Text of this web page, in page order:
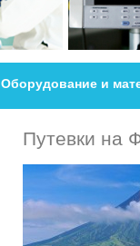
Оборудование и
Путевки на